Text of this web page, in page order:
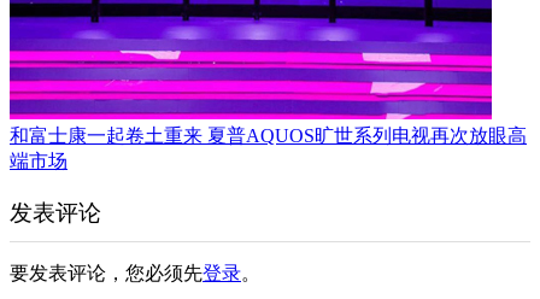
和富士康一起卷土重来 夏普AQUOS旷世系列电视再次放眼高
端市场
发表评论
要发表评论，您必须先登录。